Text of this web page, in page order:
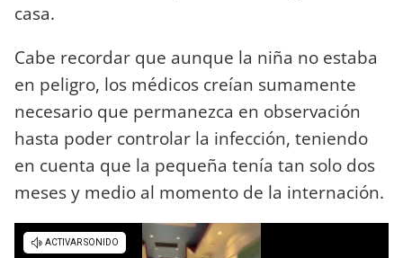
casa.
Cabe recordar que aunque la niña no estaba
en peligro, los médicos creían sumamente
necesario que permanezca en observación
hasta poder controlar la infección, teniendo
en cuenta que la pequeña tenía tan solo dos
meses y medio al momento de la internación.